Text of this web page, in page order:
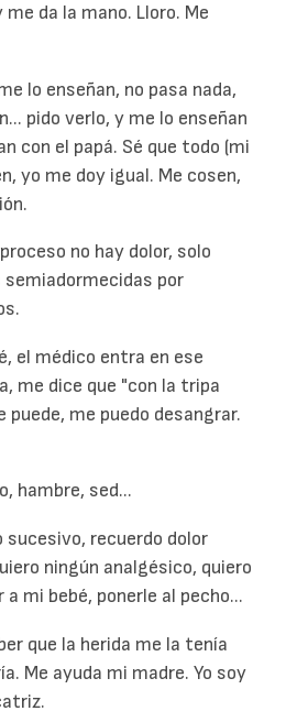
da la mano. Lloro. Me
lo enseñan, no pasa nada,
pido verlo, y me lo enseñan
con el papá. Sé que todo (mi
yo me doy igual. Me cosen,
no hay dolor, solo
por
el médico entra en ese
me dice que "con la tripa
puede, me puedo desangrar.
hambre, sed...
recuerdo dolor
ningún analgésico, quiero
mi bebé, ponerle al pecho...
que la herida me la tenía
Me ayuda mi madre. Yo soy